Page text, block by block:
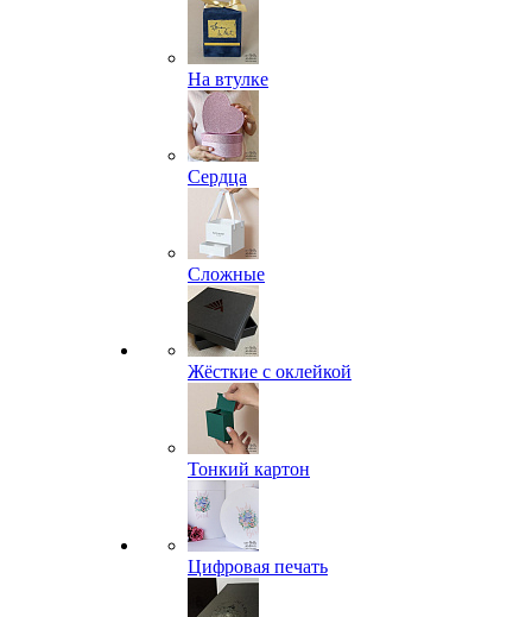
На втулке
Сердца
Сложные
Жёсткие с оклейкой
Тонкий картон
Цифровая печать